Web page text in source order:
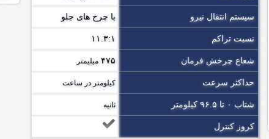
سیستم انتقال نیرو با چرخ های جلو
نسبت تراکم ۱۱.۳:۱
شعاع چرخش فرمان ۴۷۵ میلیمتر
حداکثر سرعت کیلومتر در ساعت
شتاب ۰ تا ۹۶.۵ کیلومتر ثانیه
کروز کنترل